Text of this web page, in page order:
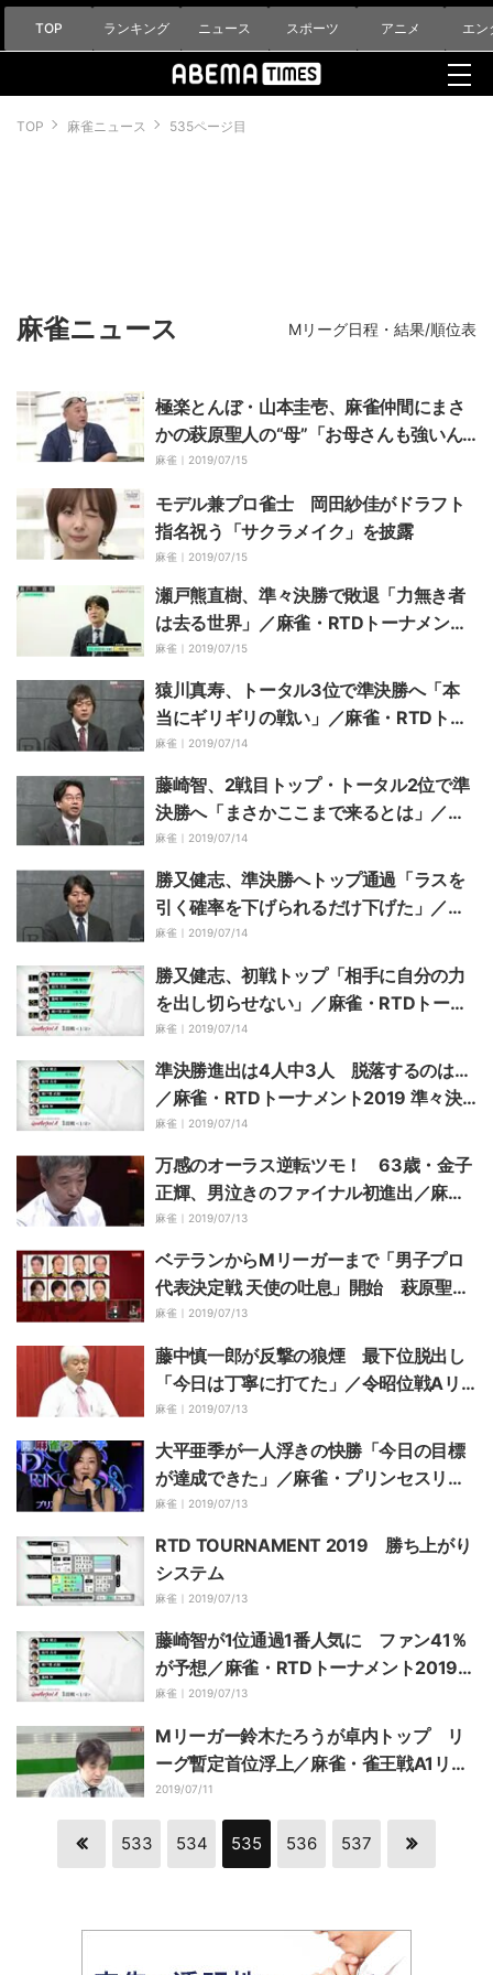
TOP ランキング ニュース スポーツ アニメ エン
TOP 麻雀ニュース 535ページ目
麻雀ニュース Mリーグ日程・結果/順位表
極楽とんぼ・山本圭壱、麻雀仲間にまさ
かの萩原聖人の“母”「お母さんも強いん
です」
麻雀｜ 2019/07/15
モデル兼プロ雀士 岡田紗佳がドラフト
指名祝う「サクラメイク」を披露
麻雀｜ 2019/07/15
瀬戸熊直樹、準々決勝で敗退「力無き者
は去る世界」／麻雀・RTDトーナメント
2019 準々決勝A
麻雀｜ 2019/07/15
猿川真寿、トータル3位で準決勝へ「本
当にギリギリの戦い」／麻雀・RTDトー
ナメント2019 準々決勝A
麻雀｜ 2019/07/14
藤崎智、2戦目トップ・トータル2位で準
決勝へ「まさかここまで来るとは」／麻
雀・RTDトーナメント2019 準々決勝A
麻雀｜ 2019/07/14
勝又健志、準決勝へトップ通過「ラスを
引く確率を下げられるだけ下げた」／麻
雀・RTDトーナメント2019 準々決勝A
麻雀｜ 2019/07/14
勝又健志、初戦トップ「相手に自分の力
を出し切らせない」／麻雀・RTDトーナ
メント2019 準々決勝A
麻雀｜ 2019/07/14
準決勝進出は4人中3人 脱落するのは…
／麻雀・RTDトーナメント2019 準々決
勝A
麻雀｜ 2019/07/14
万感のオーラス逆転ツモ！ 63歳・金子
正輝、男泣きのファイナル初進出／麻雀
最強戦2019
麻雀｜ 2019/07/13
ベテランからMリーガーまで「男子プロ
代表決定戦 天使の吐息」開始 萩原聖人
も登場／麻雀最強戦2019
麻雀｜ 2019/07/13
藤中慎一郎が反撃の狼煙 最下位脱出し
「今日は丁寧に打てた」／令昭位戦Aリ
ーグ
麻雀｜ 2019/07/13
大平亜季が一人浮きの快勝「今日の目標
が達成できた」／麻雀・プリンセスリー
グ
麻雀｜ 2019/07/13
RTD TOURNAMENT 2019 勝ち上がり
システム
麻雀｜ 2019/07/13
藤崎智が1位通過1番人気に ファン41％
が予想／麻雀・RTDトーナメント2019
準々決勝A
麻雀｜ 2019/07/13
Mリーガー鈴木たろうが卓内トップ リ
ーグ暫定首位浮上／麻雀・雀王戦A1リー
グ第6節
2019/07/11
533 534 535 536 537